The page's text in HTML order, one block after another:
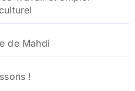
de Mahdi
!